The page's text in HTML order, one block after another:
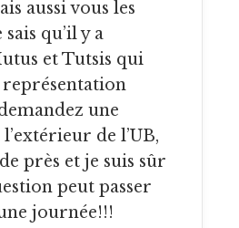
aussi vous les
qu’il y a
et Tutsis qui
une
de l’UB,
près et je suis sûr
peut passer
journée!!!